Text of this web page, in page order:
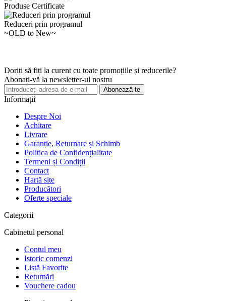
Produse Certificate
Reduceri prin programul
~OLD to New~
Doriți să fiți la curent cu toate promoțiile și reducerile?
Abonați-vă la newsletter-ul nostru
Abonează-te
Informații
Despre Noi
Achitare
Livrare
Garanție, Returnare și Schimb
Politica de Confidențialitate
Termeni și Condiții
Contact
Hartă site
Producători
Oferte speciale
Categorii
Cabinetul personal
Contul meu
Istoric comenzi
Listă Favorite
Returnări
Vouchere cadou